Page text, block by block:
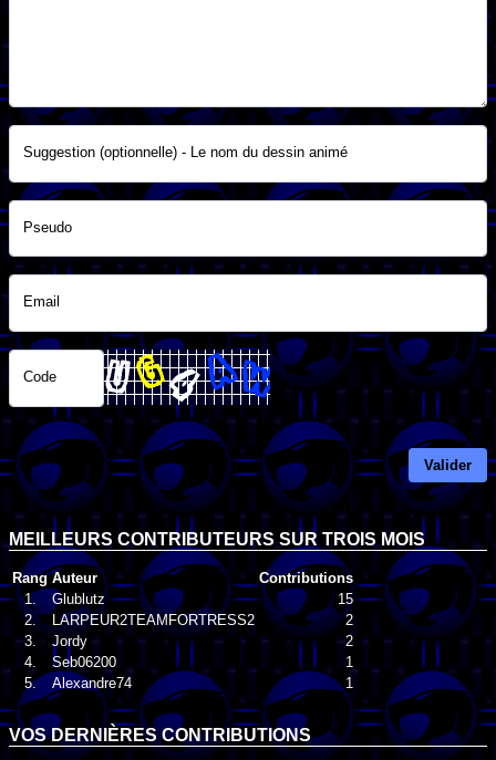
Suggestion (optionnelle) - Le nom du dessin animé
Pseudo
Email
Code
Valider
MEILLEURS CONTRIBUTEURS SUR TROIS MOIS
Rang Auteur
Contributions
1.
Glublutz
15
2.
LARPEUR2TEAMFORTRESS2
2
3.
Jordy
2
4.
Seb06200
1
5.
Alexandre74 1
VOS DERNIÈRES CONTRIBUTIONS